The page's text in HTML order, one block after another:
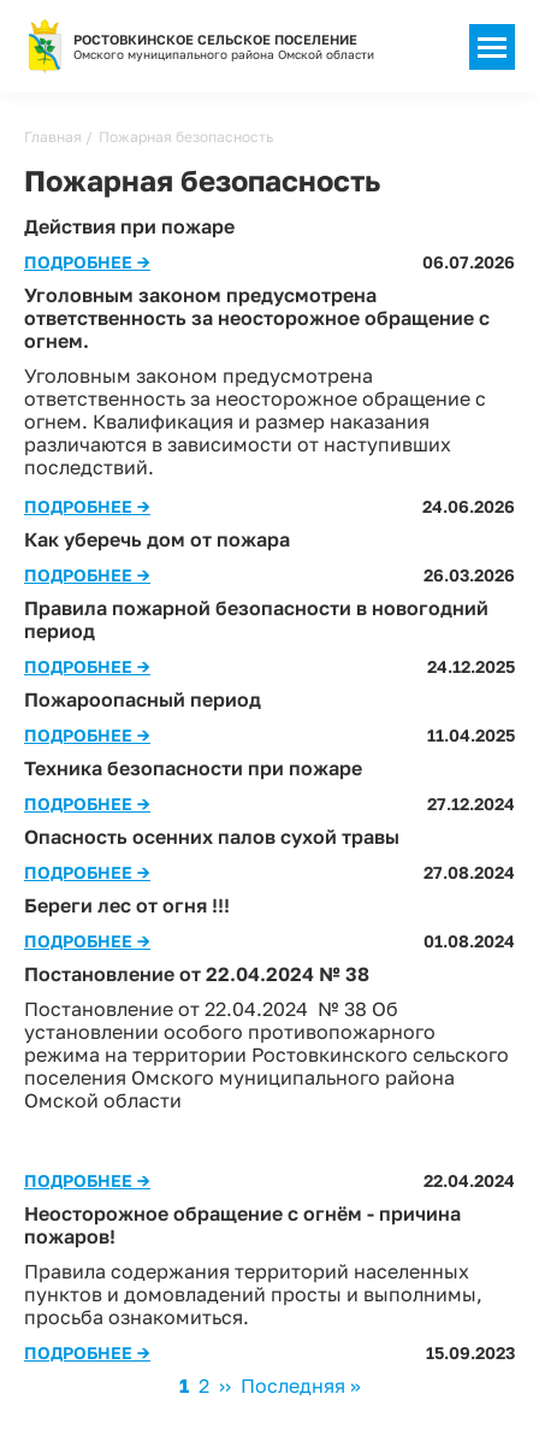
РОСТОВКИНСКОЕ СЕЛЬСКОЕ ПОСЕЛЕНИЕ
Омского муниципального района Омской области
Главная Пожарная безопасность
Пожарная безопасность
Действия при пожаре
ПОДРОБНЕЕ → 06.07.2026
Уголовным законом предусмотрена
ответственность за неосторожное обращение с
огнем.
Уголовным законом предусмотрена
ответственность за неосторожное обращение с
огнем. Квалификация и размер наказания
различаются в зависимости от наступивших
последствий.
ПОДРОБНЕЕ → 24.06.2026
Как уберечь дом от пожара
ПОДРОБНЕЕ → 26.03.2026
Правила пожарной безопасности в новогодний
период
ПОДРОБНЕЕ → 24.12.2025
Пожароопасный период
ПОДРОБНЕЕ → 11.04.2025
Техника безопасности при пожаре
ПОДРОБНЕЕ → 27.12.2024
Опасность осенних палов сухой травы
ПОДРОБНЕЕ → 27.08.2024
Береги лес от огня !!!
ПОДРОБНЕЕ → 01.08.2024
Постановление от 22.04.2024 № 38
Постановление от 22.04.2024 № 38 Об
установлении особого противопожарного
режима на территории Ростовкинского сельского
поселения Омского муниципального района
Омской области
ПОДРОБНЕЕ → 22.04.2024
Неосторожное обращение с огнём - причина
пожаров!
Правила содержания территорий населенных
пунктов и домовладений просты и выполнимы,
просьба ознакомиться.
ПОДРОБНЕЕ → 15.09.2023
Текущая
1 Page
2 Следующая
›› Последняя
Последняя »